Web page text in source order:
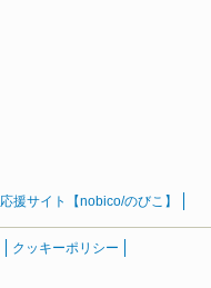
援サイト【nobico/のびこ】
クッキーポリシー